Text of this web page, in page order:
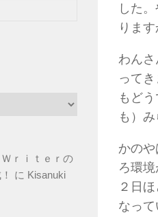
した
りま
わん
って
もど
も）
かの
ろ環
２日
なっ
ｒｉｔｅｒの
に Kisanuki